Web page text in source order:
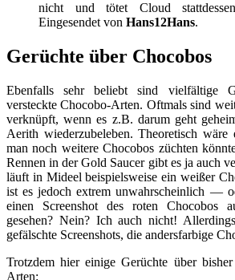
nicht und tötet Cloud
Eingesendet von Hans12Hans.
Gerüchte über Chocobos
Ebenfalls sehr beliebt sind vielfältige
versteckte Chocobo-Arten. Oftmals sind
verknüpft, wenn es z.B. darum geht
Aerith wiederzubeleben. Theoretisch wäre
man noch weitere Chocobos züchten
Rennen in der Gold Saucer gibt es ja auch
läuft in Mideel beispielsweise ein weißer
ist es jedoch extrem unwahrscheinlich —
einen Screenshot des roten Chocobos
gesehen? Nein? Ich auch nicht!
gefälschte Screenshots, die andersfarbige
Trotzdem hier einige Gerüchte über
Arten: